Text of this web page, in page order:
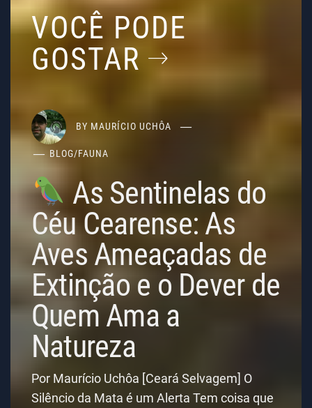
VOCÊ PODE
GOSTAR
BY MAURÍCIO UCHÔA
BLOG/FAUNA
As Sentinelas do
Céu Cearense: As
Aves Ameaçadas de
Extinção e o Dever de
Quem Ama a
Natureza
Por Maurício Uchôa [Ceará Selvagem] O
Silêncio da Mata é um Alerta Tem coisa que